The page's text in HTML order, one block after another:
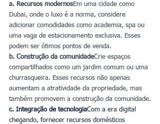
a. Recursos modernosEm uma cidade como
Dubai, onde o luxo é a norma, considere
adicionar comodidades como academia, spa ou
uma vaga de estacionamento exclusiva. Esses
podem ser ótimos pontos de venda.
b. Construção da comunidadeCrie espaços
compartilhados como um jardim comum ou uma
churrasqueira. Esses recursos não apenas
aumentam a atratividade da propriedade, mas
também promovem a construção da comunidade.
c. Integração de tecnologiaCom a era digital
chegando, fornecer recursos domésticos